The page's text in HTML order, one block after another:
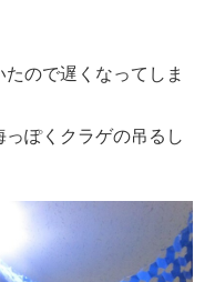
ので遅くなってしま
っぽくクラゲの吊るし